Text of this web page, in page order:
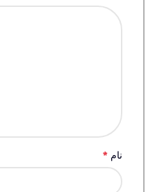
نام *